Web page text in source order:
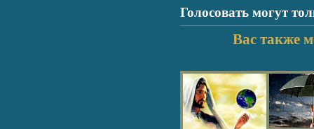
Голосовать могут
Вас также